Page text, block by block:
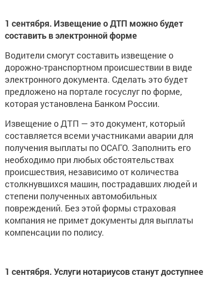
1 сентября. Извещение о ДТП можно будет
составить в электронной форме
Водители смогут составить извещение о
дорожно-транспортном происшествии в виде
электронного документа. Сделать это будет
предложено на портале госуслуг по форме,
которая установлена Банком России.
Извещение о ДТП — это документ, который
составляется всеми участниками аварии для
получения выплаты по ОСАГО. Заполнить его
необходимо при любых обстоятельствах
происшествия, независимо от количества
столкнувшихся машин, пострадавших людей и
степени полученных автомобильных
повреждений. Без этой формы страховая
компания не примет документы для выплаты
компенсации по полису.
1 сентября. Услуги нотариусов станут доступнее